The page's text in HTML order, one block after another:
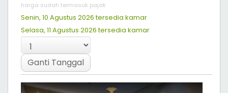
harga sudah termasuk pajak
Senin, 10 Agustus 2026 tersedia kamar
Selasa, 11 Agustus 2026 tersedia kamar
Ganti Tanggal